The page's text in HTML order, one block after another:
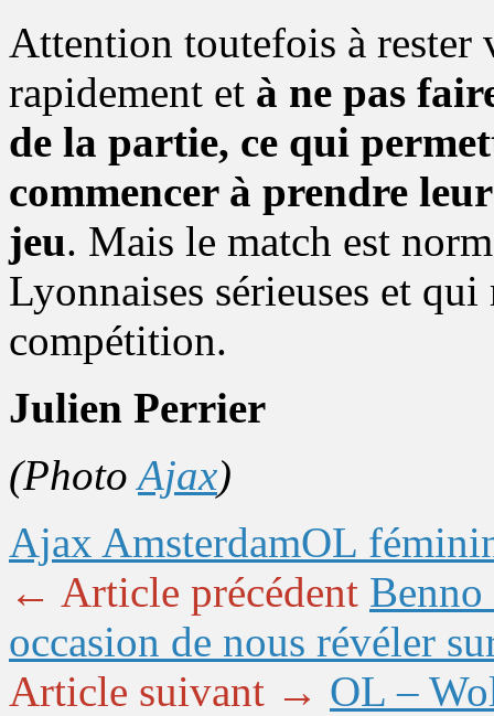
Attention toutefois à rester
rapidement et à ne pas
de la partie, ce qui
commencer à prendre
jeu. Mais le match est
Lyonnaises sérieuses et
compétition.
Julien Perrier
(Photo Ajax)
Ajax AmsterdamOL
← Article précédent
occasion de nous révéler
Article suivant → OL –